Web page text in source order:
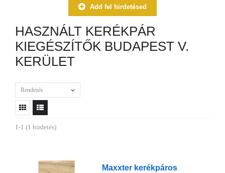
Add fel hirdetésed
HASZNÁLT KERÉKPÁR
KIEGÉSZÍTŐK BUDAPEST V.
KERÜLET
Rendezés
1-1 (1 hirdetés)
Maxxter kerékpáros